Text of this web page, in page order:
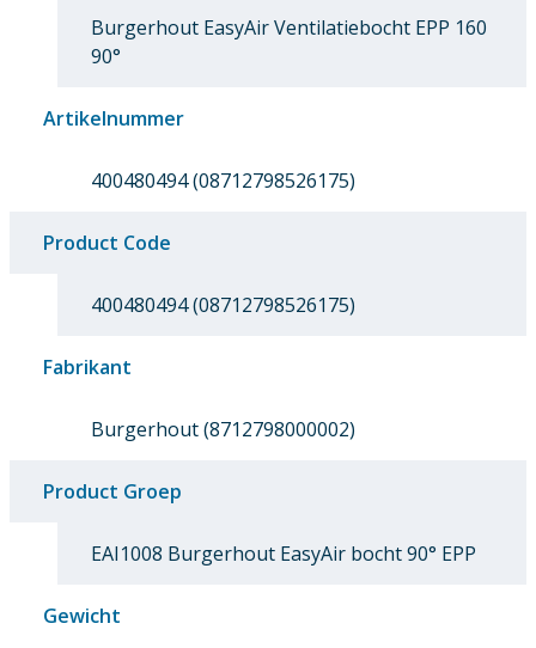
Burgerhout EasyAir Ventilatiebocht EPP 160
90°
Artikelnummer
400480494 (08712798526175)
Product Code
400480494 (08712798526175)
Fabrikant
Burgerhout (8712798000002)
Product Groep
EAI1008 Burgerhout EasyAir bocht 90° EPP
Gewicht